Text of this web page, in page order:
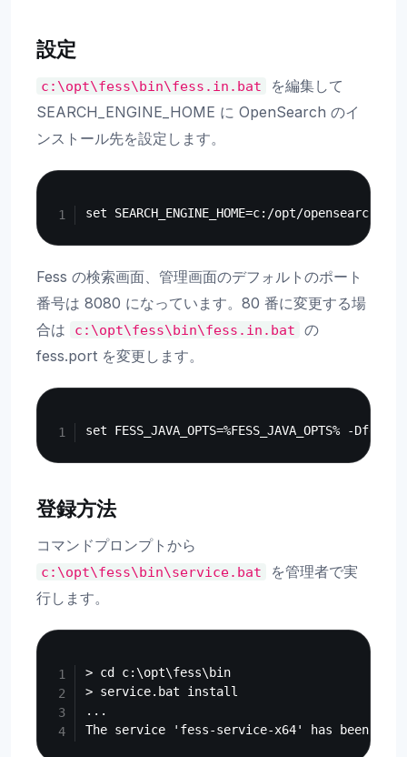
設定
c:\opt\fess\bin\fess.in.bat
を編集して
SEARCH_ENGINE_HOME に OpenSearch のイ
ンストール先を設定します。
Fess の検索画面、管理画面のデフォルトのポート
番号は 8080 になっています。80 番に変更する場
合は
c:\opt\fess\bin\fess.in.bat
の
fess.port を変更します。
登録方法
コマンドプロンプトから
c:\opt\fess\bin\service.bat
を管理者で実
行します。
> cd c:\opt\fess\bin
> service.bat install
...